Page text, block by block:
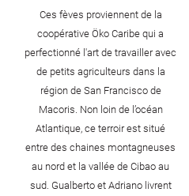
Ces fèves proviennent de la
coopérative Öko Caribe qui a
perfectionné l'art de travailler avec
de petits agriculteurs dans la
région de San Francisco de
Macoris. Non loin de l’océan
Atlantique, ce terroir est situé
entre des chaines montagneuses
au nord et la vallée de Cibao au
sud. Gualberto et Adriano livrent